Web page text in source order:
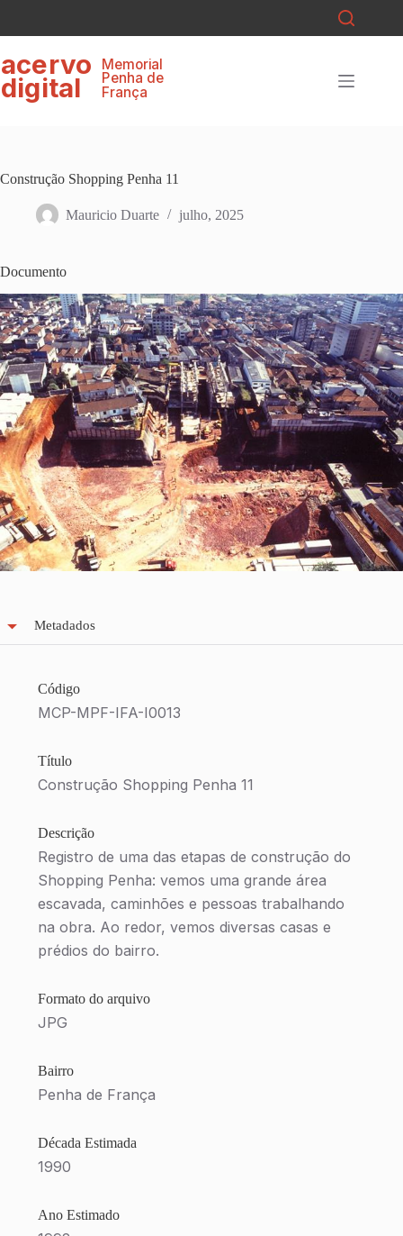
o
Memorial
Penha de
França
acervo
digital
Construção Shopping Penha 11
Mauricio Duarte julho, 2025
Documento
Metadados
Código
MCP-MPF-IFA-I0013
Título
Construção Shopping Penha 11
Descrição
Registro de uma das etapas de construção do
Shopping Penha: vemos uma grande área
escavada, caminhões e pessoas trabalhando
na obra. Ao redor, vemos diversas casas e
prédios do bairro.
Formato do arquivo
JPG
Bairro
Penha de França
Década Estimada
1990
Ano Estimado